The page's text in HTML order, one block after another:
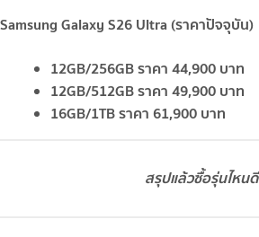
Samsung Galaxy S26 Ultra (ราคาปัจจุบัน)
12GB/256GB ราคา 44,900 บาท
12GB/512GB ราคา 49,900 บาท
16GB/1TB ราคา 61,900 บาท
สรุปแล้วซื้อรุ่นไหนดี